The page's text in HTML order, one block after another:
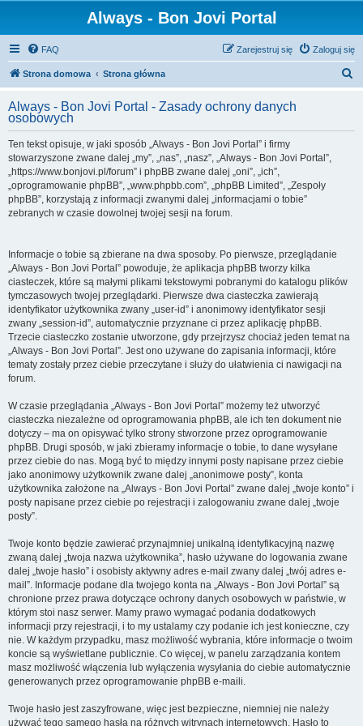
Always - Bon Jovi Portal
FAQ Zaloguj się
Zarejestruj się
Strona domowa Strona główna
k
Always - Bon Jovi Portal - Zasady ochrony danych
osobowych
Ten tekst opisuje, w jaki sposób „Always - Bon Jovi Portal” i firmy
stowarzyszone zwane dalej „my”, „nas”, „nasz”, „Always - Bon Jovi Portal”,
„https://www.bonjovi.pl/forum” i phpBB zwane dalej „oni”, „ich”,
„oprogramowanie phpBB”, „www.phpbb.com”, „phpBB Limited”, „Zespoły
phpBB”, korzystają z informacji zwanymi dalej „informacjami o tobie”
zebranych w czasie dowolnej twojej sesji na forum.
Informacje o tobie są zbierane na dwa sposoby. Po pierwsze, przeglądanie
„Always - Bon Jovi Portal” powoduje, że aplikacja phpBB tworzy kilka
ciasteczek, które są małymi plikami tekstowymi pobranymi do katalogu plików
tymczasowych twojej przeglądarki. Pierwsze dwa ciasteczka zawierają
identyfikator użytkownika zwany „user-id” i anonimowy identyfikator sesji
zwany „session-id”, automatycznie przyznane ci przez aplikację phpBB.
Trzecie ciasteczko zostanie utworzone, gdy przejrzysz chociaż jeden temat na
„Always - Bon Jovi Portal”. Jest ono używane do zapisania informacji, które
tematy zostały przez ciebie przeczytane i służy do ułatwienia ci nawigacji na
forum.
W czasie przeglądania „Always - Bon Jovi Portal” możemy też utworzyć
ciasteczka niezależne od oprogramowania phpBB, ale ich ten dokument nie
dotyczy – ma on opisywać tylko strony stworzone przez oprogramowanie
phpBB. Drugi sposób, w jaki zbieramy informacje o tobie, to dane wysyłane
przez ciebie do nas. Mogą być to między innymi posty napisane przez ciebie
jako anonimowy użytkownik zwane dalej „anonimowe posty”, konta
użytkownika założone na „Always - Bon Jovi Portal” zwane dalej „twoje konto” i
posty napisane przez ciebie po rejestracji i zalogowaniu zwane dalej „twoje
posty”.
Twoje konto będzie zawierać przynajmniej unikalną identyfikacyjną nazwę
zwaną dalej „twoja nazwa użytkownika”, hasło używane do logowania zwane
dalej „twoje hasło” i osobisty aktywny adres e-mail zwany dalej „twój adres e-
mail”. Informacje podane dla twojego konta na „Always - Bon Jovi Portal” są
chronione przez prawa dotyczące ochrony danych osobowych w państwie, w
którym stoi nasz serwer. Mamy prawo wymagać podania dodatkowych
informacji przy rejestracji, i to my ustalamy czy podanie ich jest konieczne, czy
nie. W każdym przypadku, masz możliwość wybrania, które informacje o twoim
koncie są wyświetlane publicznie. Co więcej, w panelu zarządzania kontem
masz możliwość włączenia lub wyłączenia wysyłania do ciebie automatycznie
generowanych przez oprogramowanie phpBB e-maili.
Twoje hasło jest zaszyfrowane, więc jest bezpieczne, niemniej nie należy
używać tego samego hasła na różnych witrynach internetowych. Hasło to